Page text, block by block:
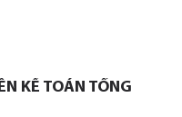
KẾ TOÁN TỔNG